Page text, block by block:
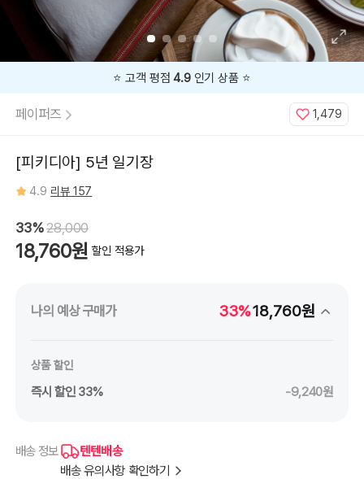
지금33% 할인 중 🔥
페이퍼즈 1,479
[피키디아] 5년 일기장
4.9 리뷰 157
33%28,000
18,760원 할인 적용가
나의 예상 구매가 33%18,760원
상품 할인
즉시 할인 33% -9,240원
배송 정보
텐텐배송
배송 유의사항 확인하기